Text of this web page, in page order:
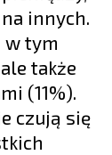
innych.
w tym
także
(11%).
czują się